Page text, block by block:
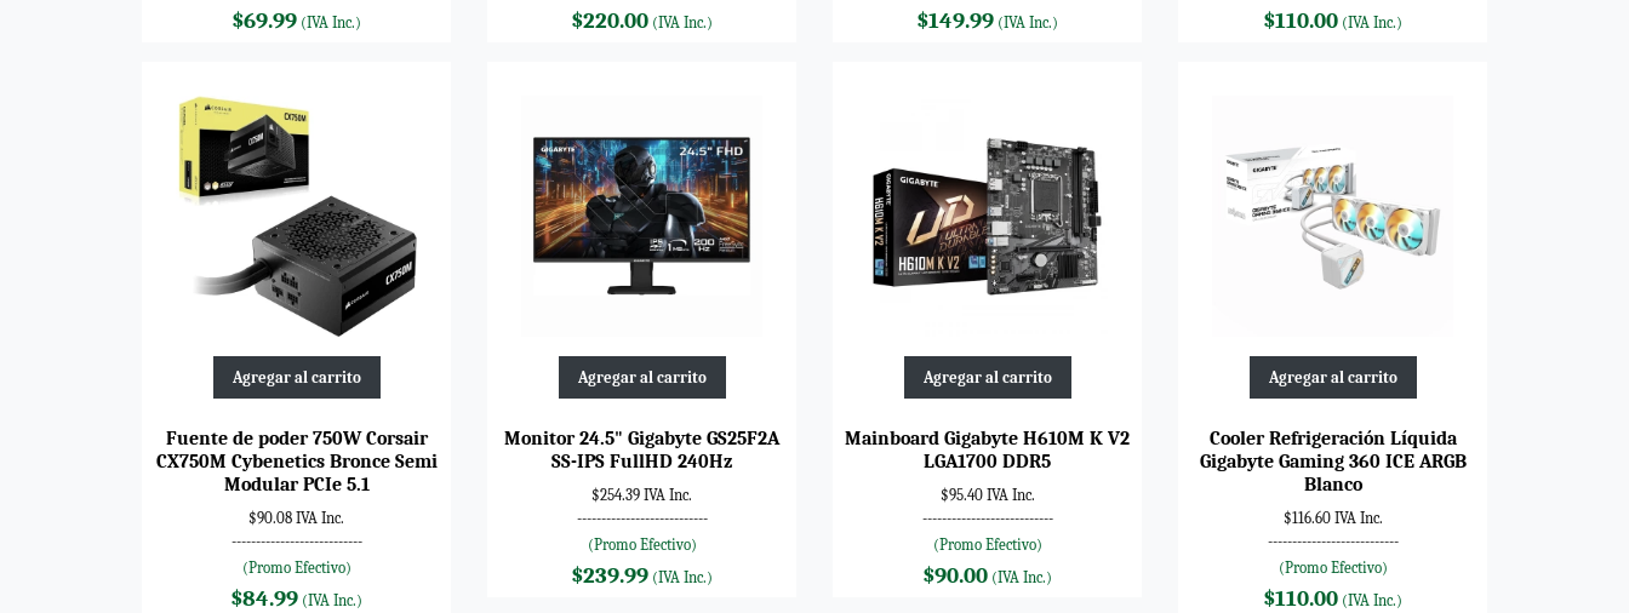
$69.99 (IVA Inc.) $220.00 (IVA Inc.) $149.99 (IVA Inc.) $110.00 (IVA Inc.)
Agregar al carrito
Fuente de poder 750W Corsair
CX750M Cybenetics Bronce Semi
Modular PCIe 5.1
$90.08 IVA Inc.
---------------------------
(Promo Efectivo)
$84.99 (IVA Inc.)
Agregar al carrito
Monitor 24.5" Gigabyte GS25F2A
SS-IPS FullHD 240Hz
$254.39 IVA Inc.
---------------------------
(Promo Efectivo)
$239.99 (IVA Inc.)
Agregar al carrito
Mainboard Gigabyte H610M K V2
LGA1700 DDR5
$95.40 IVA Inc.
---------------------------
(Promo Efectivo)
$90.00 (IVA Inc.)
Agregar al carrito
Cooler Refrigeración Líquida
Gigabyte Gaming 360 ICE ARGB
Blanco
$116.60 IVA Inc.
---------------------------
(Promo Efectivo)
$110.00 (IVA Inc.)